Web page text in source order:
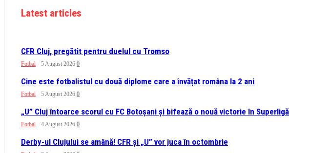
Latest articles
CFR Cluj, pregătit pentru duelul cu Tromso
Fotbal 5 August 2026 0
Cine este fotbalistul cu două diplome care a învățat româna la 2 ani
Fotbal 5 August 2026 0
„U” Cluj întoarce scorul cu FC Botoșani și bifează o nouă victorie în Superligă
Fotbal 4 August 2026 0
Derby-ul Clujului se amână! CFR și „U” vor juca în octombrie